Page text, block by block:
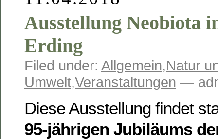
Ausstellung Neobiota
Erding
Filed under: Allgemein,Natur
Umwelt,Veranstaltungen —
Diese Ausstellung findet
95-jährigen Jubiläums